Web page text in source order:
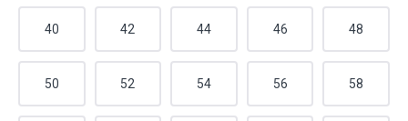
40 42 44 46 48
50 52 54 56 58